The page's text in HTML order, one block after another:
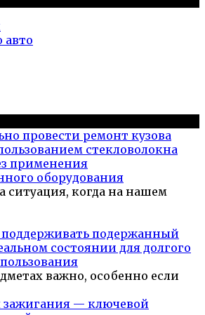
авто
провести ремонт кузова
стекловолокна
применения
оборудования
ситуация, когда на нашем
подержанный
состоянии для долгого
важно, особенно если
зажигания — ключевой